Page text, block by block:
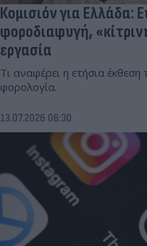
Κομισιόν για Ελλάδα:
φοροδιαφυγή,
εργασία
Τι αναφέρει η ετήσια
φορολογία.
13.07.2026 06:30